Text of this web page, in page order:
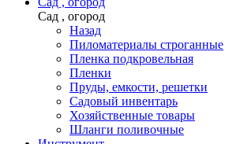
Сад , огород
Назад
Пиломатериалы строганные
Пленка подкровельная
Пленки
Пруды, емкости, решетки
Садовый инвентарь
Хозяйственные товары
Шланги поливочные